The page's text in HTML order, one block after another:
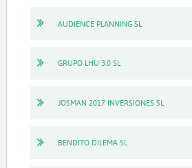
AUDIENCE PLANNING SL
GRUPO LHU 3.0 SL
JOSMAN 2017 INVERSIONES SL
BENDITO DILEMA SL